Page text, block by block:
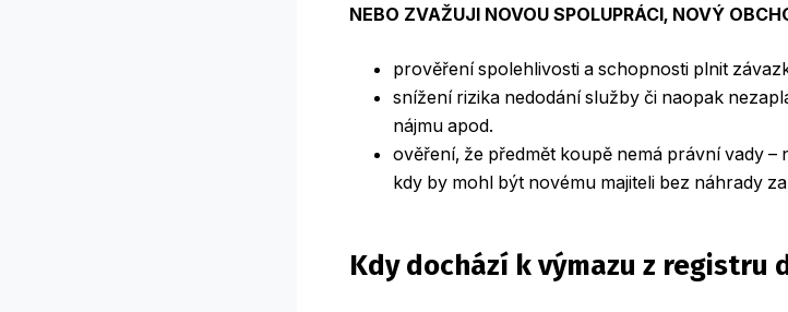
NEBO ZVAŽUJI NOVOU SPOLUPRÁCI, NOVÝ
prověření spolehlivosti a schopnosti plnit
snížení rizika nedodání služby či naopak
nájmu apod.
ověření, že předmět koupě nemá právní vady
kdy by mohl být novému majiteli bez náhrady
Kdy dochází k výmazu z registru